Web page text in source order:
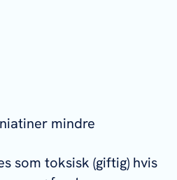
mindre
som toksisk (giftig) hvis